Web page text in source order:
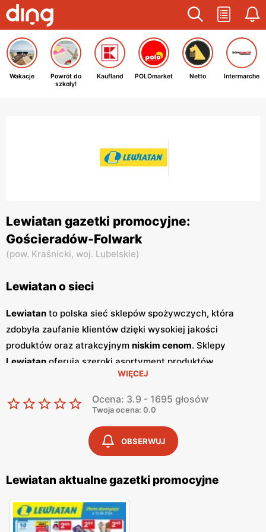
Wakacje
Powrót do
szkoły!
Kaufland POLOmarket Netto Intermarche
Lewiatan gazetki promocyjne:
Gościeradów-Folwark
(pow. Kraśnicki, woj. Lubelskie)
Lewiatan o sieci
Lewiatan to polska sieć sklepów spożywczych, która
zdobyła zaufanie klientów dzięki wysokiej jakości
produktów oraz atrakcyjnym niskim cenom. Sklepy
Lewiatan oferują szeroki asortyment produktów
spożywczych, w tym świeże owoce i warzywa, pieczywo,
nabiał, mięso oraz artykuły codziennego użytku. Klienci
cenią sobie bogaty wybór oraz częste
umożliwiają oszczędności na zakupach. Jednym z
kluczowych elementów strategii marketingowej
są regularnie wydawanegazetki promocyjne
prezentują najnowsze
promocje , specjalne oferty oraz
sezonowe wyprzedaże, dzięki czemu klienci mogą
planować swoje zakupy i korzystać z wyjątkowych okazji
cenowych. Publikacje te są dostępne zarówno w formie
WIĘCEJ
Ocena: 3.9 - 1695 głosów
Twoja ocena: 0.0
OBSERWUJ
Lewiatan aktualne gazetki promocyjne